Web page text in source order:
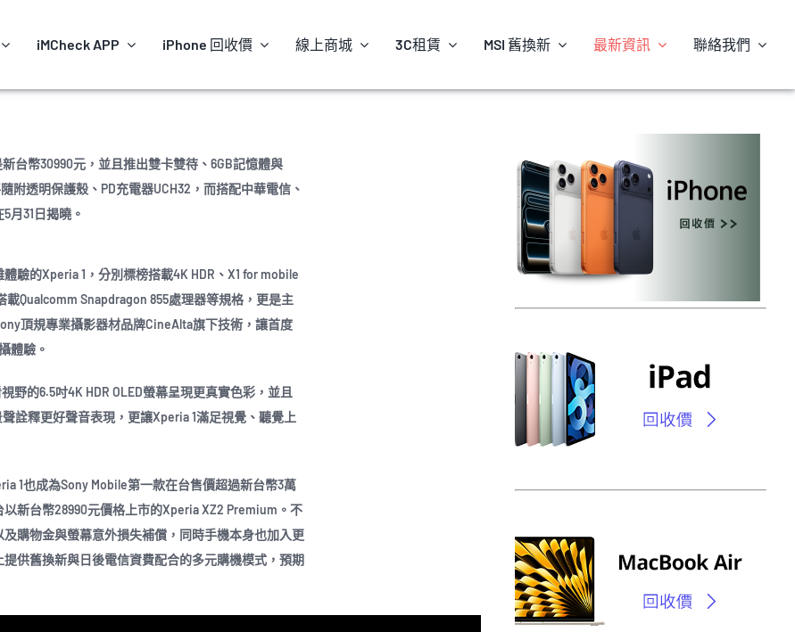
iMCheck APP iPhone 回收價 線上商城 3C租賃 MSI 舊換新 最新資訊 聯絡我們
台幣30990元，並且推出雙卡雙待、6GB記憶體與
附透明保護殼、PD充電器UCH32，而搭配中華電信、
月31日揭曉。
驗的Xperia 1，分別標榜搭載4K HDR、X1 for mobile
Qualcomm Snapdragon 855處理器等規格，更是主
頂規專業攝影器材品牌CineAlta旗下技術，讓首度
體驗。
野的6.5吋4K HDR OLED螢幕呈現更真實色彩，並且
詮釋更好聲音表現，更讓Xperia 1滿足視覺、聽覺上
1也成為Sony Mobile第一款在台售價超過新台幣3萬
新台幣28990元價格上市的Xperia XZ2 Premium。不
購物金與螢幕意外損失補償，同時手機本身也加入更
供舊換新與日後電信資費配合的多元購機模式，預期